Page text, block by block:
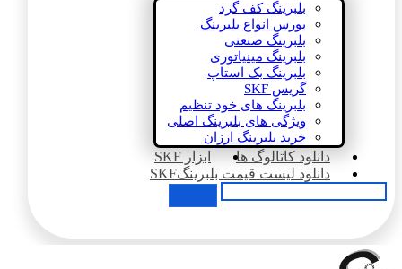
بلبرینگ کف گرد
بورس انواع بلبرینگ
بلبرینگ صنعتی
بلبرینگ مینیاتوری
بلبرینگ بک استاپ
گریس SKF
بلبرینگ های خود تنظیم
ویژگی های بلبرینگ اصلی
خرید بلبرینگ ارزان
دانلود کاتالوگ ها
ابزار SKF
دانلود لیست قیمت بلبرینگSKF